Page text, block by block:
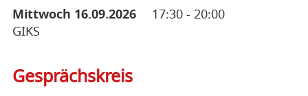
Mittwoch 16.09.2026 17:30 - 20:00
GIKS
Gesprächskreis